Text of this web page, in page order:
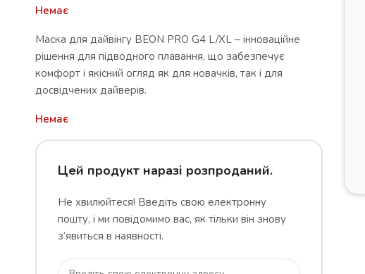
Немає
Маска для дайвінгу BEON PRO G4 L/XL – інноваційне
рішення для підводного плавання, що забезпечує
комфорт і якісний огляд як для новачків, так і для
досвідчених дайверів.
Немає
Цей продукт наразі розпроданий.
Не хвилюйтеся! Введіть свою електронну
пошту, і ми повідомимо вас, як тільки він знову
з’явиться в наявності.